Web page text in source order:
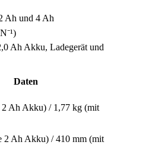
Ah und 4 Ah
Ah Akku, Ladegerät und
Daten
2 Ah Akku) / 1,77 kg (mit
2 Ah Akku) / 410 mm (mit